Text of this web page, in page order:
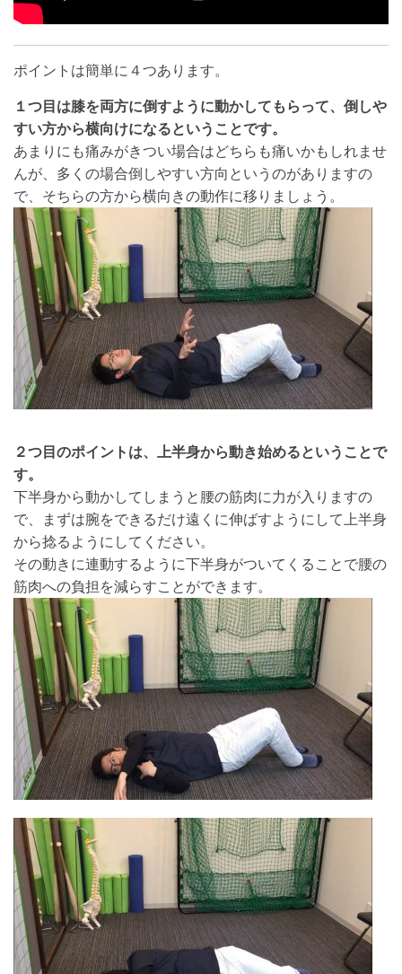
ポイントは簡単に４つあります。
１つ目は膝を両方に倒すように動かしてもらって、倒しや
すい方から横向けになるということです。
あまりにも痛みがきつい場合はどちらも痛いかもしれませ
んが、多くの場合倒しやすい方向というのがありますの
で、そちらの方から横向きの動作に移りましょう。
２つ目のポイントは、上半身から動き始めるということで
す。
下半身から動かしてしまうと腰の筋肉に力が入りますの
で、まずは腕をできるだけ遠くに伸ばすようにして上半身
から捻るようにしてください。
その動きに連動するように下半身がついてくることで腰の
筋肉への負担を減らすことができます。